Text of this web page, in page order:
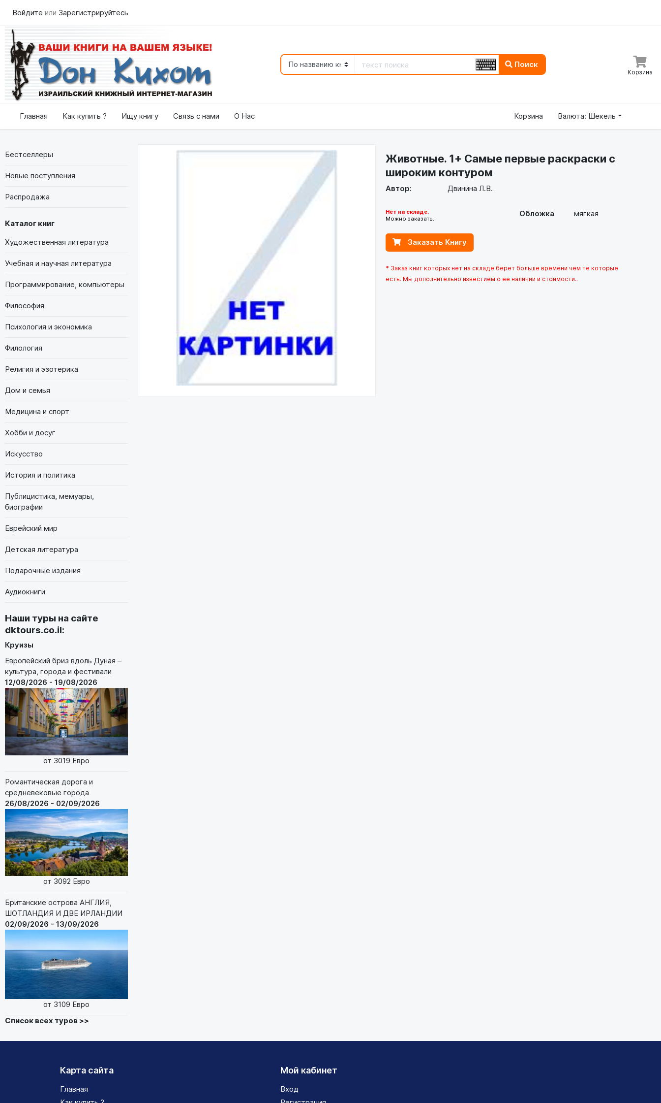
Войдите или Зарегистрируйтесь
Поиск
Корзина
Главная Как купить ? Ищу книгу Связь с нами О Нас Корзина Валюта: Шекель
Бестселлеры
Новые поступления
Распродажа
Каталог книг
Художественная литература
Учебная и научная литература
Программирование, компьютеры
Философия
Психология и экономика
Филология
Религия и эзотерика
Дом и семья
Медицина и спорт
Хобби и досуг
Искусство
История и политика
Публицистика, мемуары,
биографии
Еврейский мир
Детская литература
Подарочные издания
Аудиокниги
Наши туры на сайте
dktours.co.il:
Круизы
Европейский бриз вдоль Дуная –
культура, города и фестивали
12/08/2026 - 19/08/2026
от 3019 Евро
Романтическая дорога и
средневековые города
26/08/2026 - 02/09/2026
от 3092 Евро
Британские острова АНГЛИЯ,
ШОТЛАНДИЯ И ДВЕ ИРЛАНДИИ
02/09/2026 - 13/09/2026
от 3109 Евро
Список всех туров >>
Животные. 1+ Самые первые раскраски с
широким контуром
Автор: Двинина Л.В.
Обложка мягкая
Нет на складе.
Можно заказать.
Заказать Книгу
* Заказ книг которых нет на складе берет больше времени чем те которые
есть. Мы дополнительно известием о ее наличии и стоимости..
Карта сайта
Главная
Мой кабинет
Вход